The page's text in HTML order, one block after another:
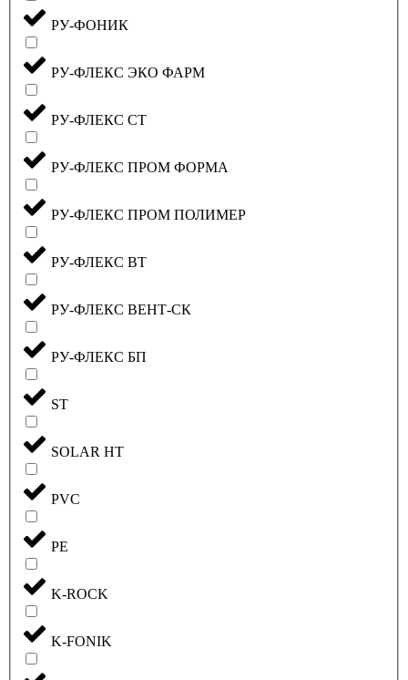
РУ-ФОНИК
РУ-ФЛЕКС ЭКО ФАРМ
РУ-ФЛЕКС СТ
РУ-ФЛЕКС ПРОМ ФОРМА
РУ-ФЛЕКС ПРОМ ПОЛИМЕР
РУ-ФЛЕКС ВТ
РУ-ФЛЕКС ВЕНТ-СК
РУ-ФЛЕКС БП
ST
SOLAR HT
PVC
PE
K-ROCK
K-FONIK